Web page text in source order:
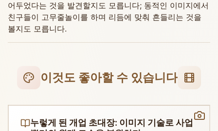
어두었다는 것을 발견할지도 모릅니다; 동적인 이미지에서
친구들이 고무줄놀이를 하며 리듬에 맞춰 흔들리는 것을
볼지도 모릅니다.
이것도 좋아할 수 있습니다
누렇게 된 개업 초대장: 이미지 기술로 사업